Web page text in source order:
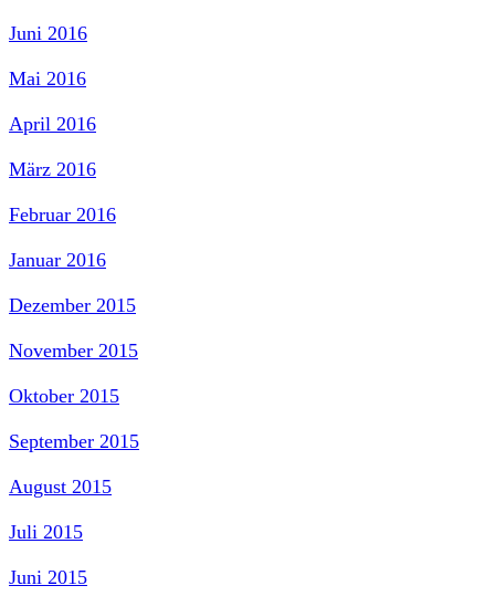
Juni 2016
Mai 2016
April 2016
März 2016
Februar 2016
Januar 2016
Dezember 2015
November 2015
Oktober 2015
September 2015
August 2015
Juli 2015
Juni 2015